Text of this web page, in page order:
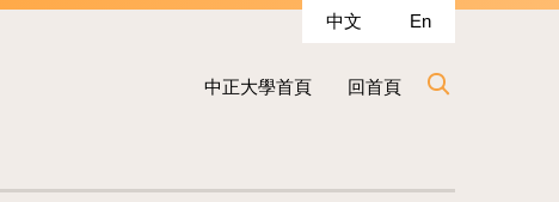
中文 En
中正大學首頁 回首頁